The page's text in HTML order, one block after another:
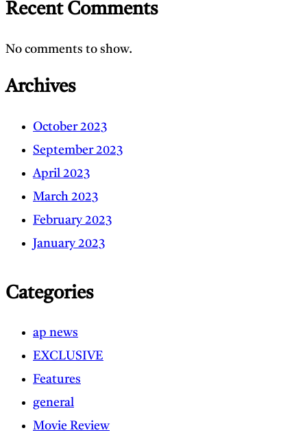
Recent Comments
No comments to show.
Archives
October 2023
September 2023
April 2023
March 2023
February 2023
January 2023
Categories
ap news
EXCLUSIVE
Features
general
Movie Review